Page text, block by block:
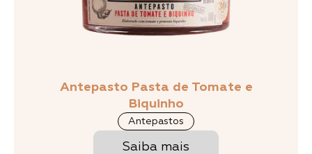
Antepasto Pasta de Tomate e
Biquinho
Antepastos
Saiba mais